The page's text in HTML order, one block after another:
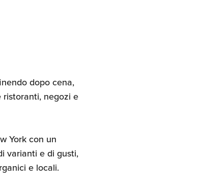
dopo cena,
negozi e
York con un
varianti e di gusti,
e locali.